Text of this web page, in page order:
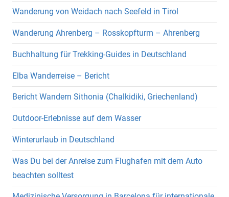
Wanderung von Weidach nach Seefeld in Tirol
Wanderung Ahrenberg – Rosskopfturm – Ahrenberg
Buchhaltung für Trekking-Guides in Deutschland
Elba Wanderreise – Bericht
Bericht Wandern Sithonia (Chalkidiki, Griechenland)
Outdoor-Erlebnisse auf dem Wasser
Winterurlaub in Deutschland
Was Du bei der Anreise zum Flughafen mit dem Auto
beachten solltest